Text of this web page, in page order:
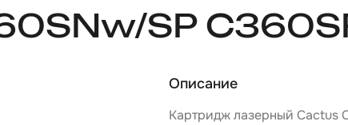
SP
Описание
Картридж лазерный Cactus